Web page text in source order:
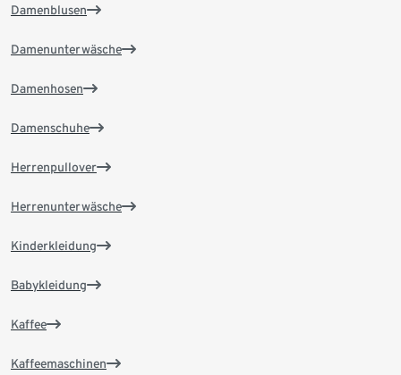
Damenblusen
Damenunterwäsche
Damenhosen
Damenschuhe
Herrenpullover
Herrenunterwäsche
Kinderkleidung
Babykleidung
Kaffee
Kaffeemaschinen